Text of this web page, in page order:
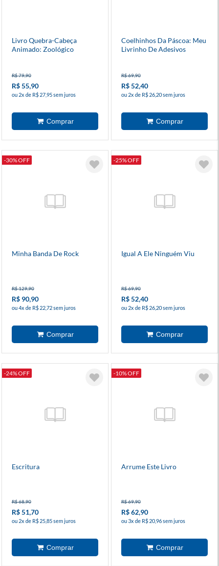
Livro Quebra-Cabeça
Animado: Zoológico
R$ 79,90
R$ 55,90
ou 2x de R$ 27,95 sem juros
Coelhinhos Da Páscoa: Meu
Livrinho De Adesivos
R$ 69,90
R$ 52,40
ou 2x de R$ 26,20 sem juros
-30% OFF
Minha Banda De Rock
R$ 129,90
R$ 90,90
ou 4x de R$ 22,72 sem juros
-25% OFF
Igual A Ele Ninguém Viu
R$ 69,90
R$ 52,40
ou 2x de R$ 26,20 sem juros
-24% OFF
Escritura
R$ 68,90
R$ 51,70
ou 2x de R$ 25,85 sem juros
-10% OFF
Arrume Este Livro
R$ 69,90
R$ 62,90
ou 3x de R$ 20,96 sem juros